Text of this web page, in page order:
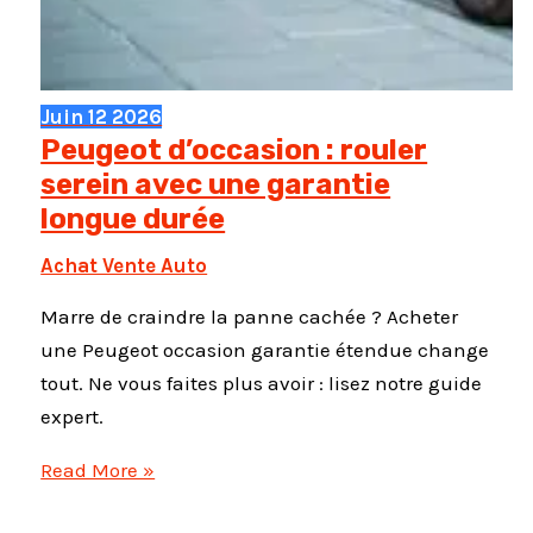
Juin 12 2026
Peugeot d’occasion : rouler
serein avec une garantie
longue durée
Achat Vente Auto
Marre de craindre la panne cachée ? Acheter
une Peugeot occasion garantie étendue change
tout. Ne vous faites plus avoir : lisez notre guide
expert.
Peugeot
Read More »